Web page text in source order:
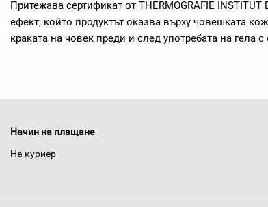
Притежава сертификат от THERMOGRAFIE
ефект, който продуктът оказва върху човешката
краката на човек преди и след употребата на гела
Начин на плащане
На куриер